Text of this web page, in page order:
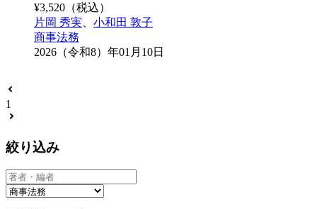
¥3,520 （税込）
片岡 秀実
小和田 敦子
商事法務
2026（令和8）年01月10日
1
絞り込み